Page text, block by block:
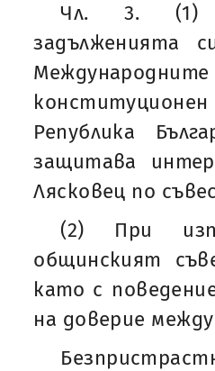
Чл. 3. (1)
задълженията
Република
защитава
Лясковец по
(2) При
общинският
като с
на доверие